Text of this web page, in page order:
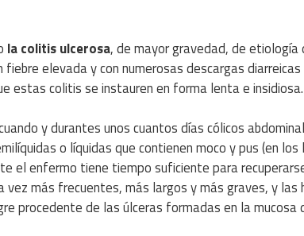
la colitis ulcerosa, de mayor gravedad, de etiología
elevada y con numerosas descargas
estas colitis se instauren en forma lenta e insidiosa.
y durantes unos cuantos días cólicos
o líquidas que contienen moco y pus (en
el enfermo tiene tiempo suficiente para
más frecuentes, más largos y más graves, y las
procedente de las úlceras formadas en la mucosa